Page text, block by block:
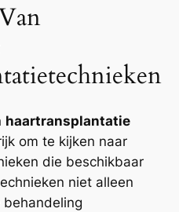
haartransplantatie
om te kijken naar
die beschikbaar
niet alleen